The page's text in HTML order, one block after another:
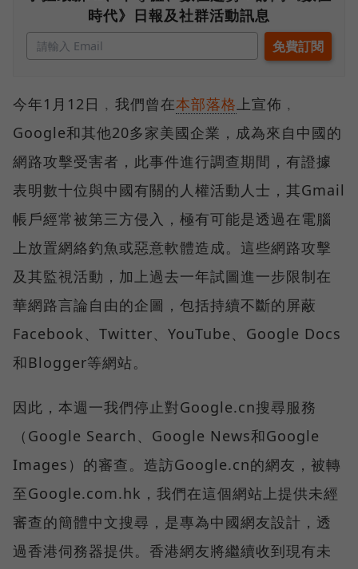
時代》日報及社群活動訊息
今年1月12日﹐我們曾在本部落格上宣佈﹐
Google和其他20多家美國企業，成為來自中國的
網路攻擊受害者，此事件進行調查期間，有證據
表明數十位與中國有關的人權活動人士，其Gmail
帳戶經常被第三方侵入，極有可能是透過在電腦
上放置網絡釣魚或惡意軟體造成。這些網路攻擊
及其監視活動，加上過去一年試圖進一步限制在
華網路言論自由的企圖，包括持續不斷的屏蔽
Facebook、Twitter、YouTube、Google Docs
和Blogger等網站。
因此，本週一我們停止對Google.cn搜尋服務
（Google Search、Google News和Google
Images）的審查。造訪Google.cn的網友，被轉
至Google.com.hk，我們在這個網站上提供未經
審查的簡體中文搜尋，是專為中國網友設計，透
過香港伺務器提供。香港網友將繼續收到現有未